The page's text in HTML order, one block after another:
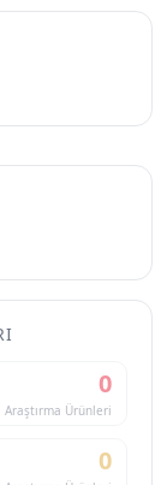
0
Araştırma Ürünleri
0